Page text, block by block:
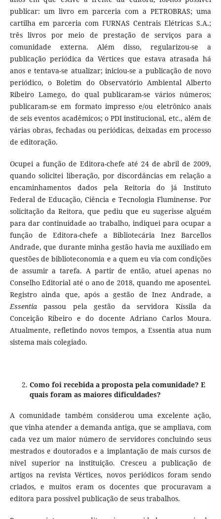
publicar: um livro em parceria com a PETROBRAS; uma
cartilha em parceria com FURNAS Centrais Elétricas S.A.;
três livros por meio de prestação de serviços para a
comunidade externa. Além disso, regularizou-se a
publicação periódica da Vértices que estava atrasada há
anos e tentava-se atualizar; iniciou-se a publicação de novo
periódico, o Boletim do Observatório Ambiental Alberto
Ribeiro Lamego, do qual publicaram-se vários números;
publicaram-se em formato impresso e/ou eletrônico anais
de seis eventos acadêmicos; o PDI institucional, etc., além de
várias obras, fechadas ou periódicas, deixadas em processo
de editoração.
Ocupei a função de Editora-chefe até 24 de abril de 2009,
quando solicitei liberação, por discordâncias em relação a
encaminhamentos dados pela Reitoria do já Instituto
Federal de Educação, Ciência e Tecnologia Fluminense. Por
solicitação da Reitora, que pediu que eu sugerisse alguém
para dar continuidade ao trabalho, indiquei para ocupar a
função de Editora-chefe a Bibliotecária Inez Barcellos
Andrade, que durante minha gestão havia me auxiliado em
questões de biblioteconomia e a quem eu via com condições
de assumir a tarefa. A partir de então, atuei apenas no
Conselho Editorial até o ano de 2018, quando me aposentei.
Registro ainda que, após a gestão de Inez Andrade, a
Essentiapassou pela gestão da servidora Kíssila da
Conceição Ribeiro e do docente Adriano Carlos Moura.
Atualmente, refletindo novos tempos, a Essentia atua num
sistema mais colegiado.
Como foi recebida a proposta pela comunidade? E
quais foram as maiores dificuldades?
A comunidade também considerou uma excelente ação,
que vinha atender a demanda antiga, que se ampliava, com
cada vez um maior número de servidores concluindo seus
mestrados e doutorados e a implantação de mais cursos de
nível superior na instituição. Cresceu a publicação de
artigos na revista Vértices, novos periódicos foram sendo
criados, e muitos eram os docentes que procuravam a
editora para possível publicação de seus trabalhos.